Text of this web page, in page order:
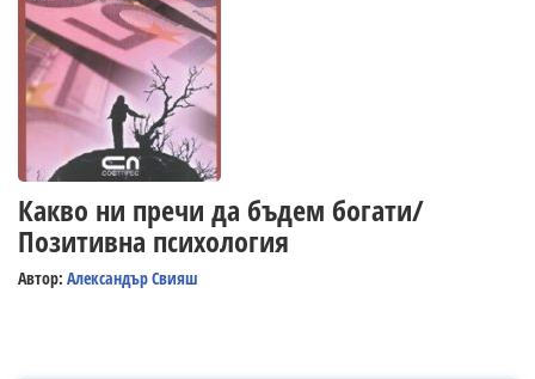
Какво ни пречи да бъдем богати/
Позитивна психология
Автор: Александър Свияш